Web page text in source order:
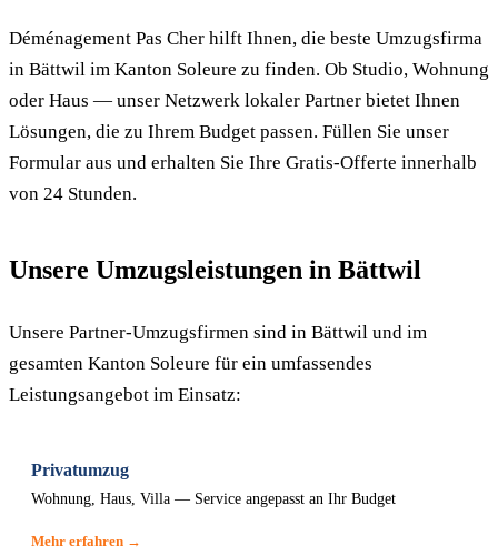
Déménagement Pas Cher hilft Ihnen, die beste Umzugsfirma
in Bättwil im Kanton Soleure zu finden. Ob Studio, Wohnung
oder Haus — unser Netzwerk lokaler Partner bietet Ihnen
Lösungen, die zu Ihrem Budget passen. Füllen Sie unser
Formular aus und erhalten Sie Ihre Gratis-Offerte innerhalb
von 24 Stunden.
Unsere Umzugsleistungen in Bättwil
Unsere Partner-Umzugsfirmen sind in Bättwil und im
gesamten Kanton Soleure für ein umfassendes
Leistungsangebot im Einsatz:
Privatumzug
Wohnung, Haus, Villa — Service angepasst an Ihr Budget
Mehr erfahren →